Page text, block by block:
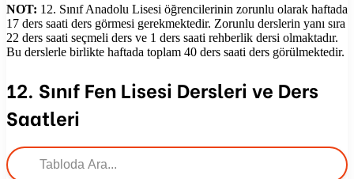
NOT: 12. Sınıf Anadolu Lisesi öğrencilerinin zorunlu olarak haftada
17 ders saati ders görmesi gerekmektedir. Zorunlu derslerin yanı sıra
22 ders saati seçmeli ders ve 1 ders saati rehberlik dersi olmaktadır.
Bu derslerle birlikte haftada toplam 40 ders saati ders görülmektedir.
12. Sınıf Fen Lisesi Dersleri ve Ders
Saatleri